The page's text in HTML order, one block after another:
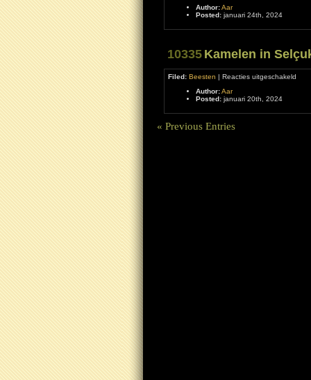
Author: Aar
Posted:januari 24th, 2024
10335 Kamelen in
Filed: Beesten | Reacties uitgeschakeldvoor
Author: Aar
Posted:januari 20th, 2024
« Previous Entries